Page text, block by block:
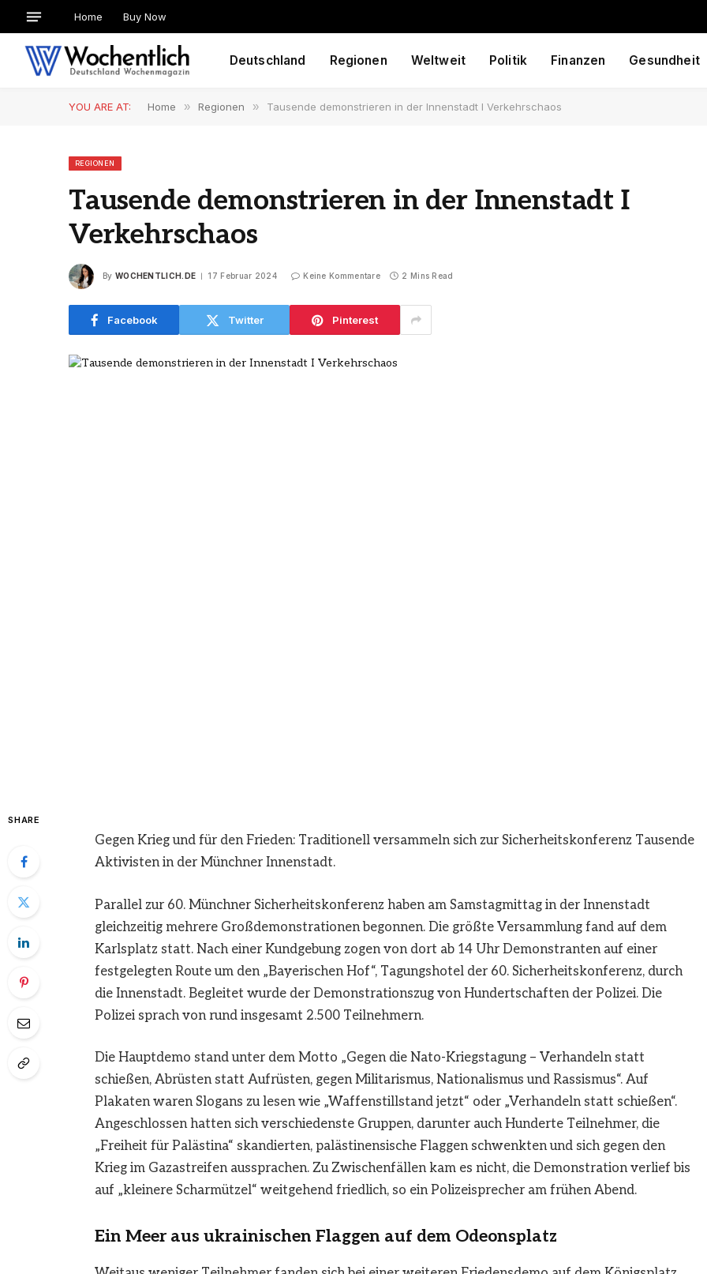
Home Buy Now
Deutschland Regionen Weltweit Politik Finanzen Gesundheit
YOU ARE AT: Home » Regionen » Tausende demonstrieren in der Innenstadt I Verkehrschaos
REGIONEN
Tausende demonstrieren in der Innenstadt I
Verkehrschaos
By WOCHENTLICH.DE 17 Februar 2024 Keine Kommentare 2 Mins Read
Facebook Twitter Pinterest
SHARE
Gegen Krieg und für den Frieden: Traditionell versammeln sich zur Sicherheitskonferenz Tausende
Aktivisten in der Münchner Innenstadt.
Parallel zur 60. Münchner Sicherheitskonferenz haben am Samstagmittag in der Innenstadt
gleichzeitig mehrere Großdemonstrationen begonnen. Die größte Versammlung fand auf dem
Karlsplatz statt. Nach einer Kundgebung zogen von dort ab 14 Uhr Demonstranten auf einer
festgelegten Route um den „Bayerischen Hof“, Tagungshotel der 60. Sicherheitskonferenz, durch
die Innenstadt. Begleitet wurde der Demonstrationszug von Hundertschaften der Polizei. Die
Polizei sprach von rund insgesamt 2.500 Teilnehmern.
Die Hauptdemo stand unter dem Motto „Gegen die Nato-Kriegstagung – Verhandeln statt
schießen, Abrüsten statt Aufrüsten, gegen Militarismus, Nationalismus und Rassismus“. Auf
Plakaten waren Slogans zu lesen wie „Waffenstillstand jetzt“ oder „Verhandeln statt schießen“.
Angeschlossen hatten sich verschiedenste Gruppen, darunter auch Hunderte Teilnehmer, die
„Freiheit für Palästina“ skandierten, palästinensische Flaggen schwenkten und sich gegen den
Krieg im Gazastreifen aussprachen. Zu Zwischenfällen kam es nicht, die Demonstration verlief bis
auf „kleinere Scharmützel“ weitgehend friedlich, so ein Polizeisprecher am frühen Abend.
Ein Meer aus ukrainischen Flaggen auf dem Odeonsplatz